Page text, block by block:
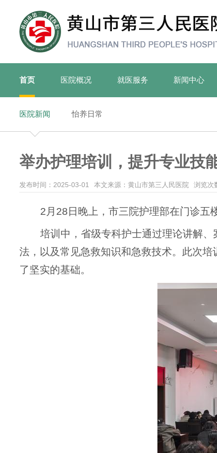
首页 医院概况 就医服务 新闻中心
医院新闻 怡养日常
举办护理培训，提升专业技
发布时间：2025-03-01 本文来源：黄山市第三人民医院 浏览次
2月28日晚上，市三院护理部在门诊五
培训中，省级专科护士通过理论讲解
法，以及常见急救知识和急救技术。此次
了坚实的基础。